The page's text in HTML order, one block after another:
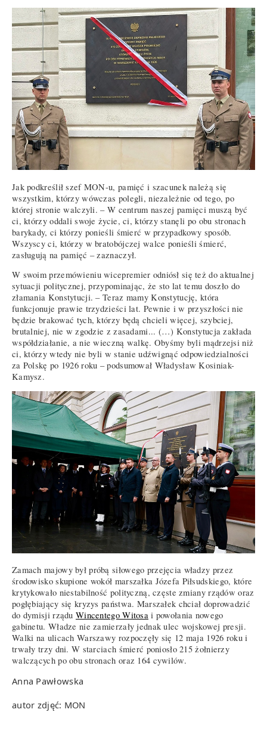
Jak podkreślił szef MON-u, pamięć i szacunek należą się
wszystkim, którzy wówczas polegli, niezależnie od tego, po
której stronie walczyli. – W centrum naszej pamięci muszą być
ci, którzy oddali swoje życie, ci, którzy stanęli po obu stronach
barykady, ci którzy ponieśli śmierć w przypadkowy sposób.
Wszyscy ci, którzy w bratobójczej walce ponieśli śmierć,
zasługują na pamięć – zaznaczył.
W swoim przemówieniu wicepremier odniósł się też do aktualnej
sytuacji politycznej, przypominając, że sto lat temu doszło do
złamania Konstytucji. – Teraz mamy Konstytucję, która
funkcjonuje prawie trzydzieści lat. Pewnie i w przyszłości nie
będzie brakować tych, którzy będą chcieli więcej, szybciej,
brutalniej, nie w zgodzie z zasadami... (…) Konstytucja zakłada
współdziałanie, a nie wieczną walkę. Obyśmy byli mądrzejsi niż
ci, którzy wtedy nie byli w stanie udźwignąć odpowiedzialności
za Polskę po 1926 roku – podsumował Władysław Kosiniak-
Kamysz.
Zamach majowy był próbą siłowego przejęcia władzy przez
środowisko skupione wokół marszałka Józefa Piłsudskiego, które
krytykowało niestabilność polityczną, częste zmiany rządów oraz
pogłębiający się kryzys państwa. Marszałek chciał doprowadzić
do dymisji rządu Wincentego Witosa i powołania nowego
gabinetu. Władze nie zamierzały jednak ulec wojskowej presji.
Walki na ulicach Warszawy rozpoczęły się 12 maja 1926 roku i
trwały trzy dni. W starciach śmierć poniosło 215 żołnierzy
walczących po obu stronach oraz 164 cywilów.
Anna Pawłowska
autor zdjęć: MON